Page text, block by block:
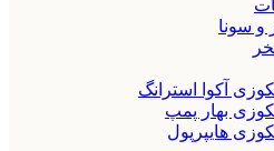
و سونا
آکوا استرانگ
بهار پمپ
هایپرپول